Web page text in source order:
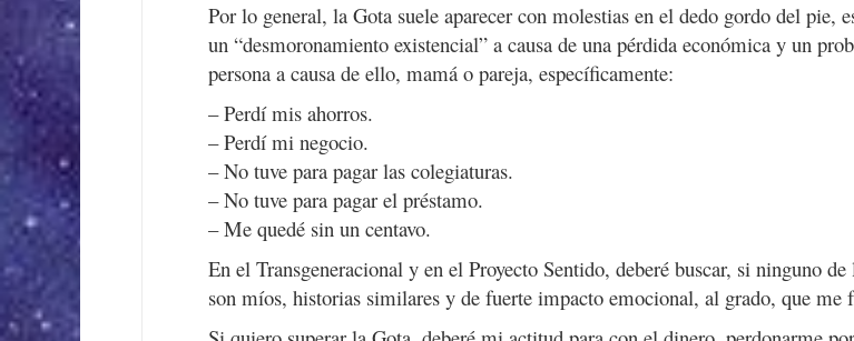
Por lo general, la Gota suele aparecer con molestias en el dedo gordo del pie,
un “desmoronamiento existencial” a causa de una pérdida económica y un
persona a causa de ello, mamá o pareja, específicamente:
– Perdí mis ahorros.
– Perdí mi negocio.
– No tuve para pagar las colegiaturas.
– No tuve para pagar el préstamo.
– Me quedé sin un centavo.
En el Transgeneracional y en el Proyecto Sentido, deberé buscar, si ninguno
son míos, historias similares y de fuerte impacto emocional, al grado, que me